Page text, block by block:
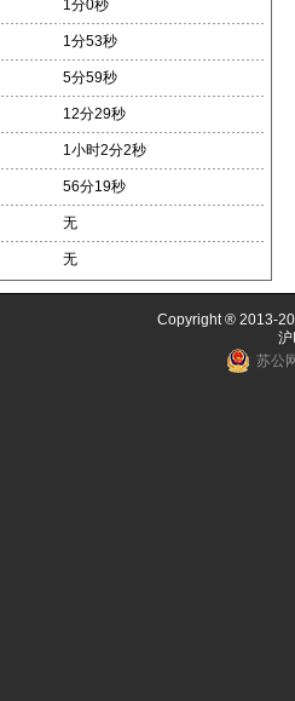
1分0秒
1分53秒
5分59秒
12分29秒
1小时2分2秒
56分19秒
无
无
Copyright ® 2013-
苏公